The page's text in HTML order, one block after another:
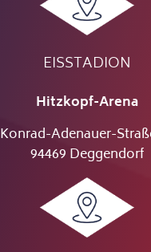
EISSTADION
Hitzkopf-Arena
Konrad-Adenauer-
94469 Deggendorf